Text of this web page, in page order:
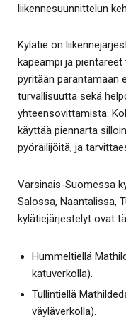
liikennesuunnittelun
Kylätie on
kapeampi ja
pyritään parantamaan
turvallisuutta sekä
yhteensovittamista.
käyttää piennarta
pyöräilijöitä, ja
Varsinais-Suomessa
Salossa, Naantalissa,
kylätiejärjestelyt ovat
Hummeltiellä
katuverkolla).
Tullintiellä
väyläverkolla).